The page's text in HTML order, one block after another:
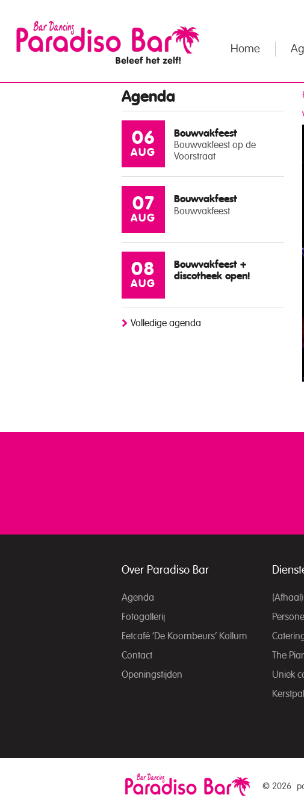
Home
Agenda
06
AUG
Bouwvakfeest
Bouwvakfeest op de
Voorstraat
07
AUG
Bouwvakfeest
Bouwvakfeest
08
AUG
Bouwvakfeest +
discotheek open!
Volledige agenda
Over Paradiso Bar
Agenda
Fotogallerij
Eetcafé ‘De Koornbeurs’ Kollum
Contact
Openingstijden
The
Uniek
© 2026